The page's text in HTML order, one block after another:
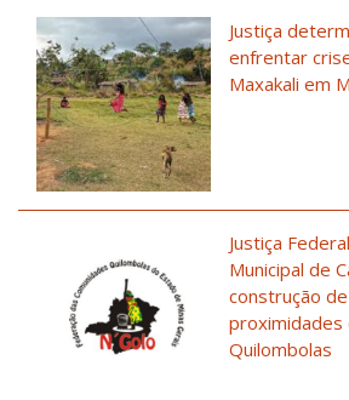
Justiça
enfrentar
Maxakali em
Justiça
Municipal de
construção
proximidades
Quilombolas